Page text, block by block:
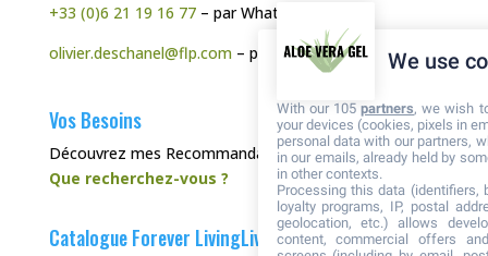
+33 (0)6 21 19 16 77– par WhatsApp
olivier.deschanel@flp.com– par Mail
Vos Besoins
Découvrez mes Recommandations :
Que recherchez-vous ?
Catalogue Forever LivingLivraison et Retour
We use
With our 105partners, we wish
your devices (cookies, pixels in
personal data with our partners,
in our emails, already held by
in other contexts.
Processing this data (identifiers,
loyalty programs, IP, postal
geolocation, etc.) allows
content, commercial offers